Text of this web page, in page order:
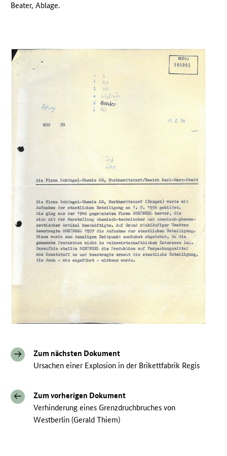
Beater, Ablage.
Zum nächsten Dokument
Ursachen einer Explosion in der Brikettfabrik Regis
Zum vorherigen Dokument
Verhinderung eines Grenzdruchbruches von
Westberlin (Gerald Thiem)